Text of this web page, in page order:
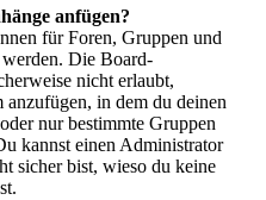
anfügen?
für Foren, Gruppen und
Die Board-
nicht erlaubt,
in dem du deinen
nur bestimmte Gruppen
kannst einen Administrator
sicher bist, wieso du keine